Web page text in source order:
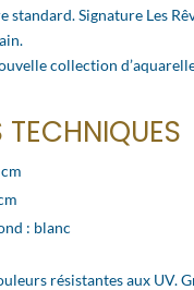
standard. Signature Les
collection
TECHNIQUES
: blanc
résistantes aux UV.